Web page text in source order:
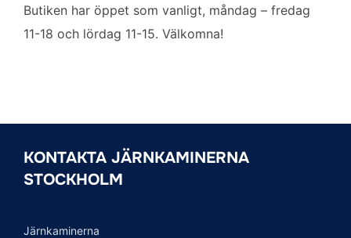
Butiken har öppet som vanligt, måndag – fredag
11-18 och lördag 11-15. Välkomna!
KONTAKTA JÄRNKAMINERNA
STOCKHOLM
Järnkaminerna